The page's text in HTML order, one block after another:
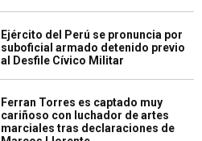
Ejército del Perú se pronuncia por
suboficial armado detenido previo
al Desfile Cívico Militar
Ferran Torres es captado muy
cariñoso con luchador de artes
marciales tras declaraciones de